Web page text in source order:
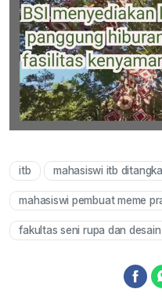
itb mahasiswi itb
mahasiswi pembuat meme
fakultas seni rupa dan